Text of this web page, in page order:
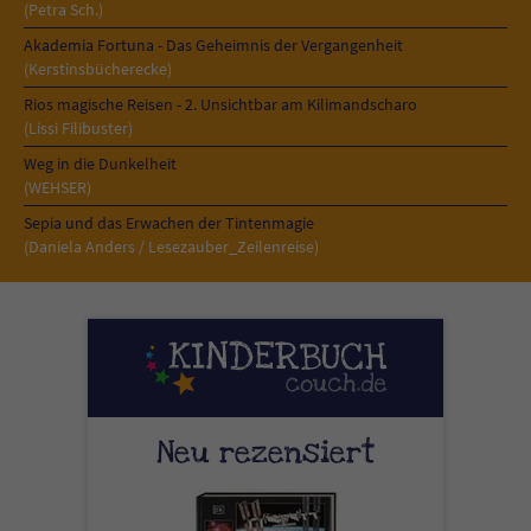
(Petra Sch.)
Akademia Fortuna - Das Geheimnis der Vergangenheit
(Kerstinsbücherecke)
Rios magische Reisen - 2. Unsichtbar am Kilimandscharo
(Lissi Filibuster)
Weg in die Dunkelheit
(WEHSER)
Sepia und das Erwachen der Tintenmagie
(Daniela Anders / Lesezauber_Zeilenreise)
Neu rezensiert
überprüfen.